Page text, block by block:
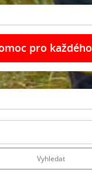
pro každého